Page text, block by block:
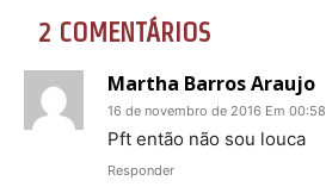
2 COMENTÁRIOS
Martha Barros Araujo
16 de novembro de 2016 Em 00:58
Pft então não sou louca
Responder